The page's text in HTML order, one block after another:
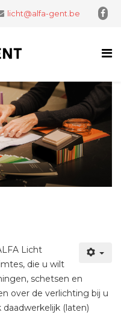
licht@alfa-gent.be
Licht
die u wilt
schetsen en
over de verlichting bij u
(laten)